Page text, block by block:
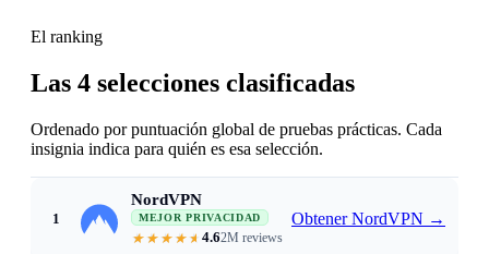
El ranking
Las 4 selecciones clasificadas
Ordenado por puntuación global de pruebas prácticas. Cada
insignia indica para quién es esa selección.
1
NordVPN
MEJOR PRIVACIDAD
4.62M reviews
Obtener NordVPN →